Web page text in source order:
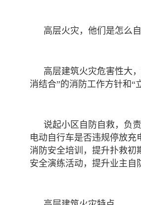
高层火灾，他们是怎么
高层建筑火灾危害性大
消结合”的消防工作方针和“
说起小区自防自救，负
电动自行车是否违规停放
消防安全培训，提升扑救
安全演练活动，提升业主自